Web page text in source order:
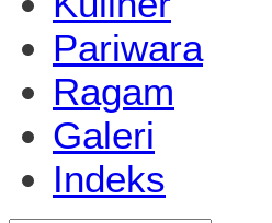
Pariwara
Ragam
Galeri
Indeks